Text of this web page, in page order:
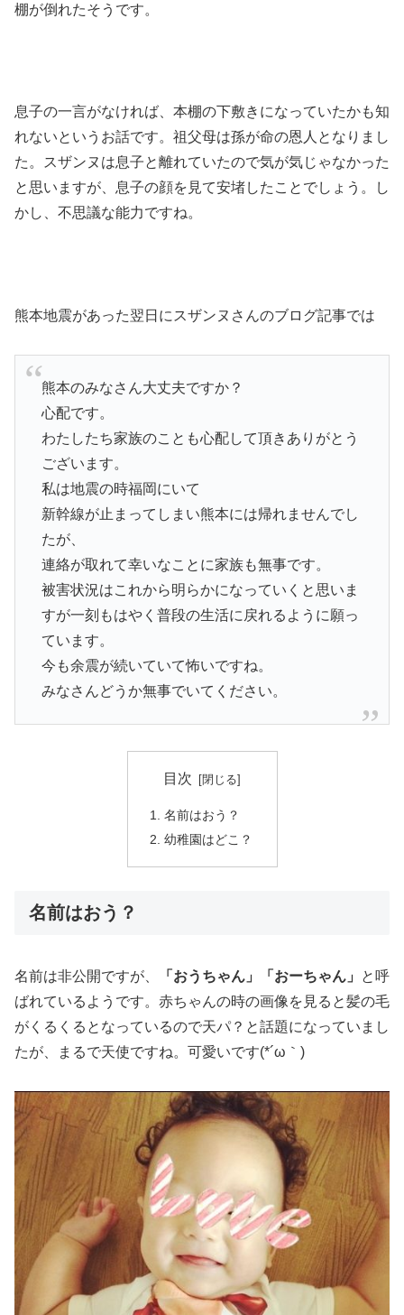
棚が倒れたそうです。
息子の一言がなければ、本棚の下敷きになっていたかも知
れないというお話です。祖父母は孫が命の恩人となりまし
た。スザンヌは息子と離れていたので気が気じゃなかった
と思いますが、息子の顔を見て安堵したことでしょう。し
かし、不思議な能力ですね。
熊本地震があった翌日にスザンヌさんのブログ記事では
熊本のみなさん大丈夫ですか？
心配です。
わたしたち家族のことも心配して頂きありがとう
ございます。
私は地震の時福岡にいて
新幹線が止まってしまい熊本には帰れませんでし
たが、
連絡が取れて幸いなことに家族も無事です。
被害状況はこれから明らかになっていくと思いま
すが一刻もはやく普段の生活に戻れるように願っ
ています。
今も余震が続いていて怖いですね。
みなさんどうか無事でいてください。
目次
名前はおう？
幼稚園はどこ？
名前はおう？
名前は非公開ですが、 「おうちゃん」「おーちゃん」
と呼
ばれているようです。赤ちゃんの時の画像を見ると髪の毛
がくるくるとなっているので天パ？と話題になっていまし
たが、まるで天使ですね。可愛いです(*´ω｀)